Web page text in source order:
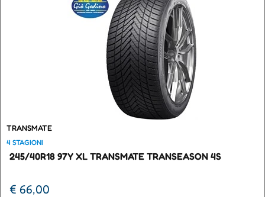
TRANSMATE
4 STAGIONI
245/40R18 97Y XL TRANSMATE TRANSEASON 4S
€ 66,00